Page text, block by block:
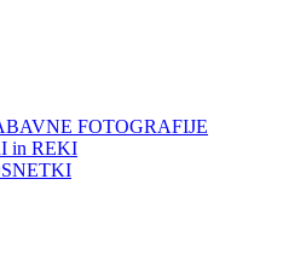
FOTOGRAFIJE
in REKI